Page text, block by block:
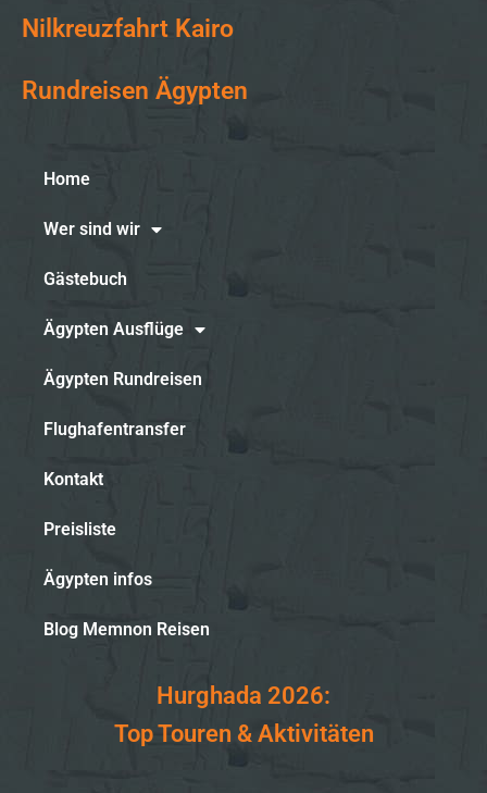
Nilkreuzfahrt Kairo
Rundreisen Ägypten
Home
Wer sind wir
Gästebuch
Ägypten Ausflüge
Ägypten Rundreisen
Flughafentransfer
Kontakt
Preisliste
Ägypten infos
Blog Memnon Reisen
Hurghada 2026:
Top Touren & Aktivitäten